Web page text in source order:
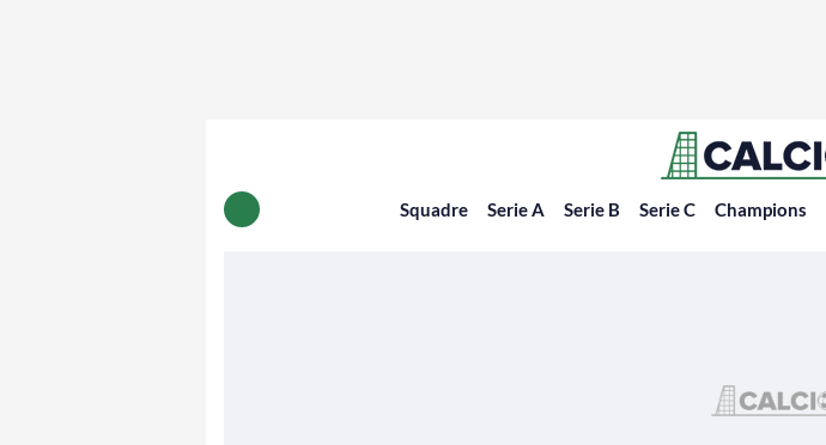
Squadre Serie A Serie B Serie C Champions